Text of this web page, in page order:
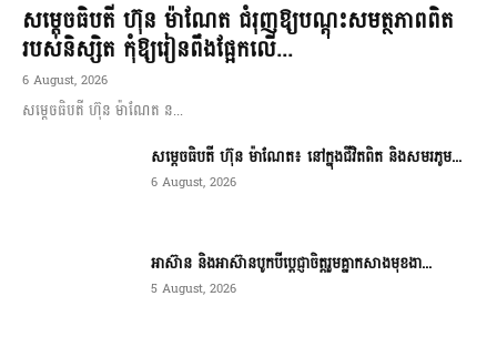
សម្តេចធិបតី ហ៊ុន ម៉ាណែត ជំរុញឱ្យបណ្តុះសមត្ថភាពពិត
របស់និស្សិត កុំឱ្យរៀនពឹងផ្អែកលើ...
6 August, 2026
សម្តេចធិបតី ហ៊ុន ម៉ាណែត ន...
សម្តេចធិបតី ហ៊ុន ម៉ាណែត៖ នៅក្នុងជីវិតពិត និងសមរភូម...
6 August, 2026
អាស៊ាន និងអាស៊ានបូកបីប្តេជ្ញាចិត្តរួមគ្នាកសាងមុខងា...
5 August, 2026